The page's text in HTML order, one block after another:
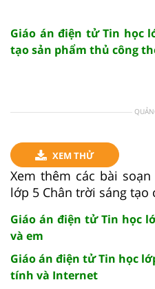
Giáo án điện tử Tin học
tạo sản phẩm thủ công
XEM THỬ
Xem thêm các bài
lớp 5 Chân trời sáng tạo
Giáo án điện tử Tin học
và em
Giáo án điện tử Tin học
tính và Internet